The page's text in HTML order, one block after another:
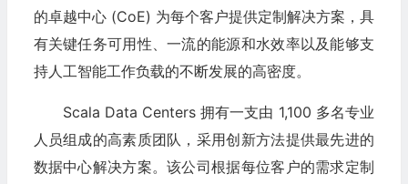
的卓越中心 (CoE) 为每个客户提供定制解决方案，具
有关键任务可用性、一流的能源和水效率以及能够支
持人工智能工作负载的不断发展的高密度。
Scala Data Centers 拥有一支由 1,100 多名专业
人员组成的高素质团队，采用创新方法提供最先进的
数据中心解决方案。该公司根据每位客户的需求定制